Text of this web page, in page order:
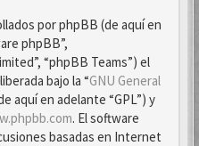
por phpBB (de aquí en
phpBB”,
“phpBB Teams”) el
bajo la “GNU General
aquí en adelante “GPL”) y
. El software
basadas en Internet